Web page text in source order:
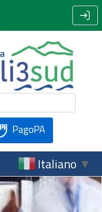
PagoPA
Italiano ▼